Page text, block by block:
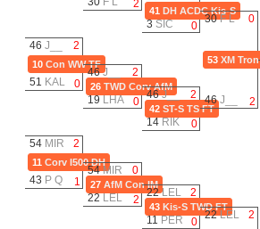
10Con WW TF
46 J__ 2
51 KAL 0
11Corv I500 DH
54 MIR 2
43 P Q 1
2
26TWD Corv AfM
46J__ 2
19 LHA 0
27AfM Con IM
54MIR 0
22 LEL 2
41 DH ACDC Kis-S
3 SIC 0
42 ST-S TS FT
46J__ 2
14 RIK 0
43 Kis-S TWD FT
22LEL 2
11 PER 0
53 XM Tron
30F L 0
46J__ 2
22LEL 2